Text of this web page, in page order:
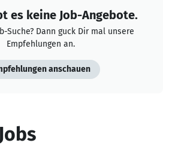
es keine Job-Angebote.
Suche? Dann guck Dir mal unsere
Empfehlungen an.
anschauen